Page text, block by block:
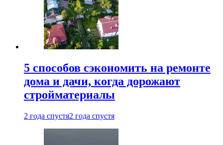
5 способов сэкономить на ремонте
дома и дачи, когда дорожают
стройматериалы
2 года спустя2 года спустя